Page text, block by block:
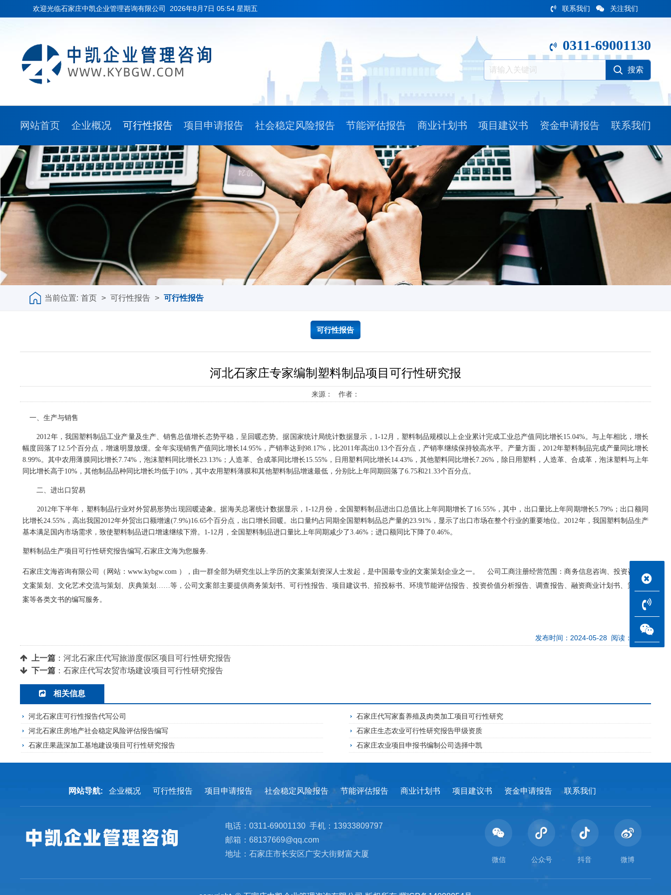
欢迎光临石家庄中凯企业管理咨询有限公司 2026年8月7日 05:54 星期五 联系我们 关注我们
0311-69001130
网站首页 企业概况 可行性报告 项目申请报告 社会稳定风险报告 节能评估报告 商业计划书 项目建议书 资金申请报告 联系我们
当前位置: 首页 > 可行性报告 > 可行性报告
可行性报告
河北石家庄专家编制塑料制品项目可行性研究报
来源： 作者：
一、生产与销售
2012年，我国塑料制品工业产量及生产、销售总值增长态势平稳，呈回暖态势。据国家统计局统计数据显示，1-12月，塑料制品规模以上企业累计完成工业总产值同比增长15.04%。与上年相比，增长
幅度回落了12.5个百分点，增速明显放缓。全年实现销售产值同比增长14.95%，产销率达到98.17%，比2011年高出0.13个百分点，产销率继续保持较高水平。产量方面，2012年塑料制品完成产量同比增长
8.99%。其中农用薄膜同比增长7.74%，泡沫塑料同比增长23.13%；人造革、合成革同比增长15.55%，日用塑料同比增长14.43%，其他塑料同比增长7.26%，除日用塑料，人造革、合成革，泡沫塑料与上年
同比增长高于10%，其他制品品种同比增长均低于10%，其中农用塑料薄膜和其他塑料制品增速最低，分别比上年同期回落了6.75和21.33个百分点。
二、进出口贸易
2012年下半年，塑料制品行业对外贸易形势出现回暖迹象。据海关总署统计数据显示，1-12月份，全国塑料制品进出口总值比上年同期增长了16.55%，其中，出口量比上年同期增长5.79%；出口额同
比增长24.55%，高出我国2012年外贸出口额增速(7.9%)16.65个百分点，出口增长回暖。出口量约占同期全国塑料制品总产量的23.91%，显示了出口市场在整个行业的重要地位。2012年，我国塑料制品生产
基本满足国内市场需求，致使塑料制品进口增速继续下滑。1-12月，全国塑料制品进口量比上年同期减少了3.46%；进口额同比下降了0.46%。
塑料制品生产项目可行性研究报告编写,石家庄文海为您服务.
石家庄文海咨询有限公司（网站：www.kybgw.com ），由一群全部为研究生以上学历的文案策划资深人士发起，是中国最专业的文案策划企业之一。 公司工商注册经营范围：商务信息咨询、投资咨询、
文案策划、文化艺术交流与策划、庆典策划……等，公司文案部主要提供商务策划书、可行性报告、项目建议书、招投标书、环境节能评估报告、投资价值分析报告、调查报告、融资商业计划书、策划方
案等各类文书的编写服务。
发布时间：2024-05-28 阅读：975次
上一篇 ：河北石家庄代写旅游度假区项目可行性研究报告
下一篇 ：石家庄代写农贸市场建设项目可行性研究报告
相关信息
河北石家庄可行性报告代写公司
石家庄代写家畜养殖及肉类加工项目可行性研究
河北石家庄房地产社会稳定风险评估报告编写
石家庄生态农业可行性研究报告甲级资质
石家庄果蔬深加工基地建设项目可行性研究报告
石家庄农业项目申报书编制公司选择中凯
网站导航: 企业概况 可行性报告 项目申请报告 社会稳定风险报告 节能评估报告 商业计划书 项目建议书 资金申请报告 联系我们
电话：0311-69001130 手机：13933809797
邮箱：68137669@qq.com
地址：石家庄市长安区广安大街财富大厦
微信 公众号 抖音 微博